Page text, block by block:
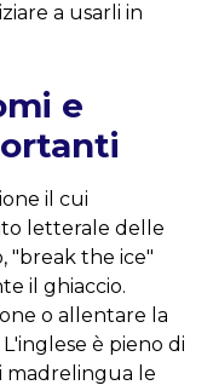
a usarli in
e
il cui
letterale delle
"break the ice"
il ghiaccio.
o allentare la
è pieno di
madrelingua le